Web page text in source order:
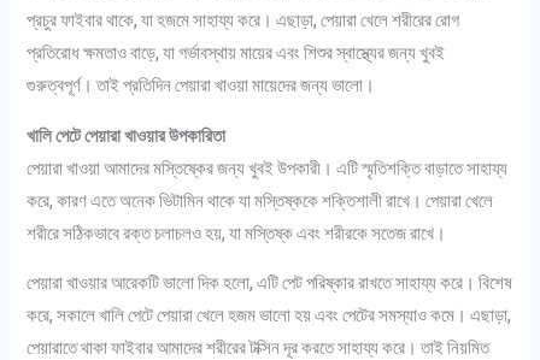
প্রচুর ফাইবার থাকে, যা হজমে সাহায্য করে। এছাড়া, পেয়ারা খেলে শরীরের রোগ
প্রতিরোধ ক্ষমতাও বাড়ে, যা গর্ভাবস্থায় মায়ের এবং শিশুর স্বাস্থ্যের জন্য খুবই
গুরুত্বপূর্ণ। তাই প্রতিদিন পেয়ারা খাওয়া মায়েদের জন্য ভালো।
খালি পেটে পেয়ারা খাওয়ার উপকারিতা
পেয়ারা খাওয়া আমাদের মস্তিষ্কের জন্য খুবই উপকারী। এটি স্মৃতিশক্তি বাড়াতে সাহায্য
করে, কারণ এতে অনেক ভিটামিন থাকে যা মস্তিষ্ককে শক্তিশালী রাখে। পেয়ারা খেলে
শরীরে সঠিকভাবে রক্ত চলাচলও হয়, যা মস্তিষ্ক এবং শরীরকে সতেজ রাখে।
পেয়ারা খাওয়ার আরেকটি ভালো দিক হলো, এটি পেট পরিষ্কার রাখতে সাহায্য করে। বিশেষ
করে, সকালে খালি পেটে পেয়ারা খেলে হজম ভালো হয় এবং পেটের সমস্যাও কমে। এছাড়া,
পেয়ারাতে থাকা ফাইবার আমাদের শরীরের টক্সিন দূর করতে সাহায্য করে। তাই নিয়মিত